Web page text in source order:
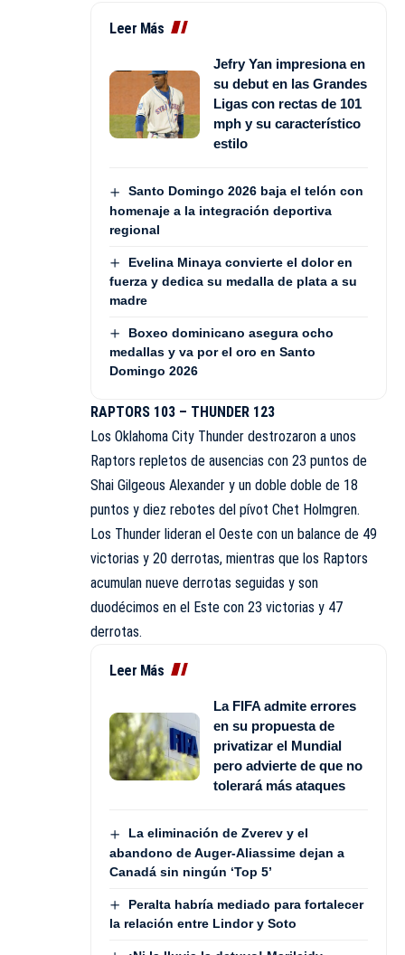
Leer Más
Jefry Yan impresiona en
su debut en las Grandes
Ligas con rectas de 101
mph y su característico
estilo
Santo Domingo 2026 baja el telón con
homenaje a la integración deportiva
regional
Evelina Minaya convierte el dolor en
fuerza y dedica su medalla de plata a su
madre
Boxeo dominicano asegura ocho
medallas y va por el oro en Santo
Domingo 2026
RAPTORS 103 – THUNDER 123
Los Oklahoma City Thunder destrozaron a unos
Raptors repletos de ausencias con 23 puntos de
Shai Gilgeous Alexander y un doble doble de 18
puntos y diez rebotes del pívot Chet Holmgren.
Los Thunder lideran el Oeste con un balance de 49
victorias y 20 derrotas, mientras que los Raptors
acumulan nueve derrotas seguidas y son
duodécimos en el Este con 23 victorias y 47
derrotas.
Leer Más
La FIFA admite errores
en su propuesta de
privatizar el Mundial
pero advierte de que no
tolerará más ataques
La eliminación de Zverev y el
abandono de Auger-Aliassime dejan a
Canadá sin ningún ‘Top 5’
Peralta habría mediado para fortalecer
la relación entre Lindor y Soto